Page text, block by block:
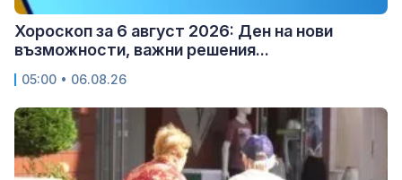
Хороскоп за 6 август 2026: Ден на нови
възможности, важни решения...
05:00 • 06.08.26